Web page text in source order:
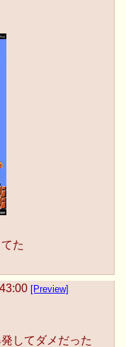
た
[Preview]
してダメだった